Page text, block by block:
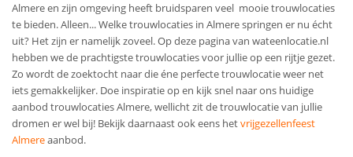
Almere en zijn omgeving heeft bruidsparen veel mooie trouwlocaties
te bieden. Alleen... Welke trouwlocaties in Almere springen er nu écht
uit? Het zijn er namelijk zoveel. Op deze pagina van wateenlocatie.nl
hebben we de prachtigste trouwlocaties voor jullie op een rijtje gezet.
Zo wordt de zoektocht naar die éne perfecte trouwlocatie weer net
iets gemakkelijker. Doe inspiratie op en kijk snel naar ons huidige
aanbod trouwlocaties Almere, wellicht zit de trouwlocatie van jullie
dromen er wel bij! Bekijk daarnaast ook eens hetvrijgezellenfeest
Almereaanbod.